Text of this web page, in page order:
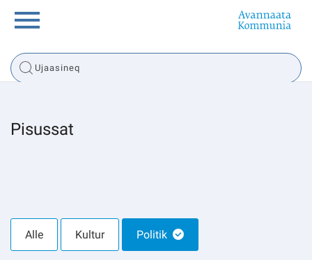
Innuttaasunut
Pisussat
Alle Kultur Politik